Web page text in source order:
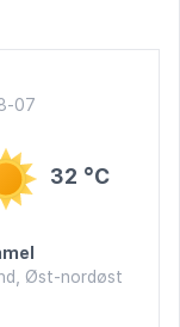
07
32 °C
Øst-nordøst